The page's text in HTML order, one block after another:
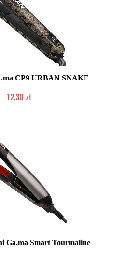
CP9 URBAN SNAKE
12,30 zł
Ga.ma Smart Tourmaline